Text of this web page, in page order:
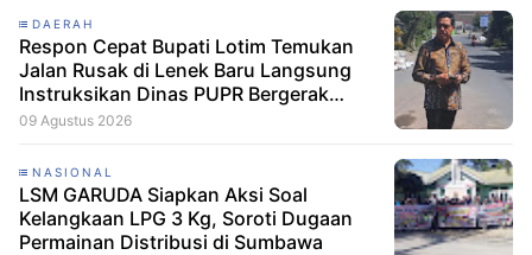
DAERAH
Respon Cepat Bupati Lotim Temukan
Jalan Rusak di Lenek Baru Langsung
Instruksikan Dinas PUPR Bergerak
Cepat
09 Agustus 2026
NASIONAL
LSM GARUDA Siapkan Aksi Soal
Kelangkaan LPG 3 Kg, Soroti Dugaan
Permainan Distribusi di Sumbawa